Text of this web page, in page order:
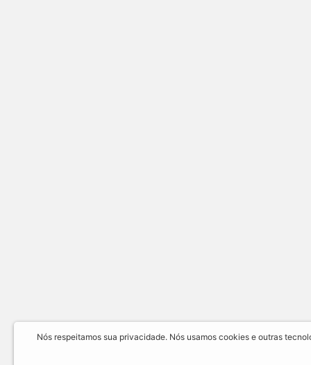
Nós respeitamos sua privacidade. Nós usamos cookies e outras